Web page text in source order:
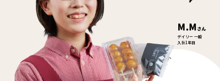
M.M さん
デイリー 一般
入社1年目